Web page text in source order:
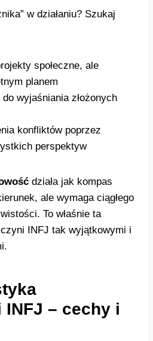
w działaniu? Szukaj
społeczne, ale
planem
wyjaśniania złożonych
konfliktów poprzez
perspektyw
działa jak kompas
ale wymaga ciągłego
To właśnie ta
INFJ tak wyjątkowymi i
– cechy i